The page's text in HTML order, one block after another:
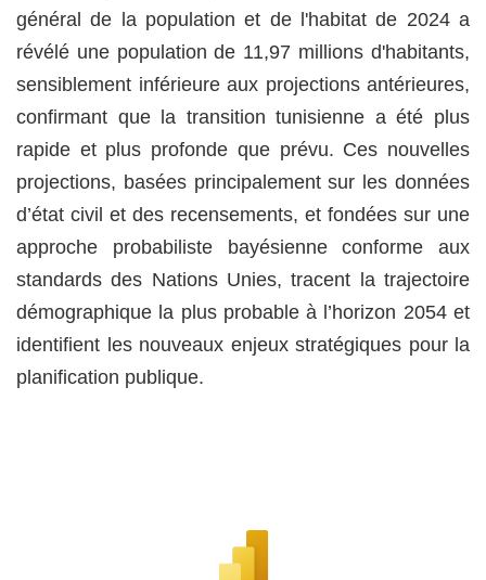
général de la population et de l'habitat de 2024 a
révélé une population de 11,97 millions d'habitants,
sensiblement inférieure aux projections antérieures,
confirmant que la transition tunisienne a été plus
rapide et plus profonde que prévu. Ces nouvelles
projections, basées principalement sur les données
d’état civil et des recensements, et fondées sur une
approche probabiliste bayésienne conforme aux
standards des Nations Unies, tracent la trajectoire
démographique la plus probable à l’horizon 2054 et
identifient les nouveaux enjeux stratégiques pour la
planification publique.